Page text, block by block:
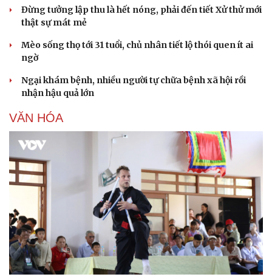
Sức khỏe
Dinh dưỡng - món ngon
Cây thuốc
Sản phụ khoa
Nhi khoa
Nam khoa
Làm đẹp - giảm cân
Phòng mạch online
Đời sống
Nhà đẹp
Blog
Tình yêu - Gia đình
Đừng tưởng lập thu là hết nóng, phải đến tiết Xử thử mới
thật sự mát mẻ
Mèo sống thọ tới 31 tuổi, chủ nhân tiết lộ thói quen ít ai
ngờ
Ngại khám bệnh, nhiều người tự chữa bệnh xã hội rồi
nhận hậu quả lớn
VĂN HÓA